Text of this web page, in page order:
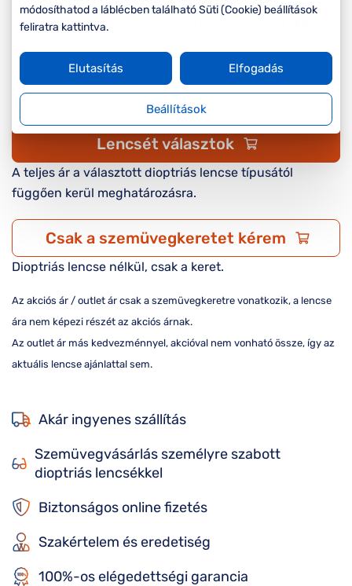
A feltűntetett ár a szemüvegkeretre vonatkozik.
Online megvásárolható
Lencsét választok
A teljes ár a választott dioptriás lencse típusától
függően kerül meghatározásra.
Csak a szemüvegkeretet kérem
Dioptriás lencse nélkül, csak a keret.
Az akciós ár / outlet ár csak a szemüvegkeretre vonatkozik, a lencse
ára nem képezi részét az akciós árnak.
Az outlet ár más kedvezménnyel, akcióval nem vonható össze, így az
aktuális lencse ajánlattal sem.
Akár ingyenes szállítás
Szemüvegvásárlás személyre szabott
dioptriás lencsékkel
Biztonságos online fizetés
Szakértelem és eredetiség
100%-os elégedettségi garancia
módosíthatod a láblécben található Süti (Cookie) beállítások
feliratra kattintva.
Beállítások
Elutasítás Elfogadás